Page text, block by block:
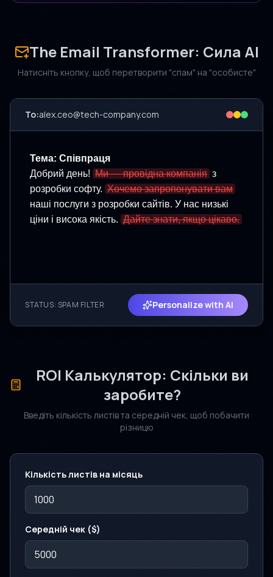
The Email Transformer: Сила AI
Натисніть кнопку, щоб перетворити "спам" на "особисте"
To:alex.ceo@tech-company.com
Тема: Співпраця
Добрий день! Ми — провідна компанія з
розробки софту. Хочемо запропонувати вам
наші послуги з розробки сайтів. У нас низькі
ціни і висока якість. Дайте знати, якщо цікаво.
STATUS: SPAM FILTER Personalize with AI
ROI Калькулятор: Скільки ви
заробите?
Введіть кількість листів та середній чек, щоб побачити
різницю
Кількість листів на місяць
Середній чек ($)